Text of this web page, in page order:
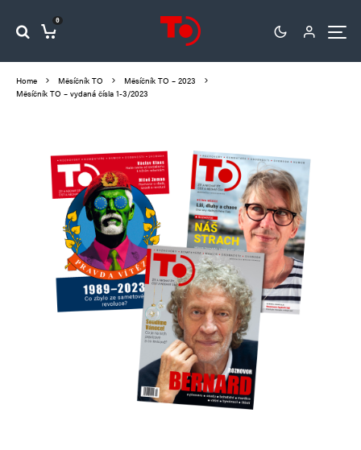
0
Home Měsíčník TO
Měsíčník TO – 2023
Měsíčník TO – vydaná čísla 1-3/2023